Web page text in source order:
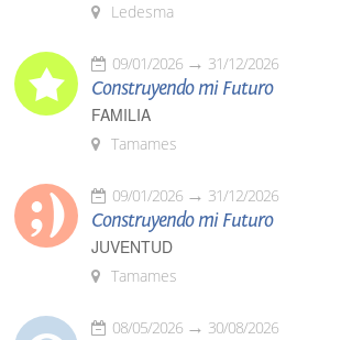
Ledesma
09/01/2026 31/12/2026
Construyendo mi Futuro
FAMILIA
Tamames
09/01/2026 31/12/2026
Construyendo mi Futuro
JUVENTUD
Tamames
08/05/2026 30/08/2026